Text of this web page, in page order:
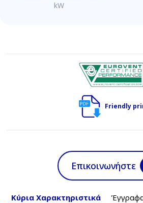
kW
Friendly
Επικοινωνήστε
Κύρια Χαρακτηριστικά